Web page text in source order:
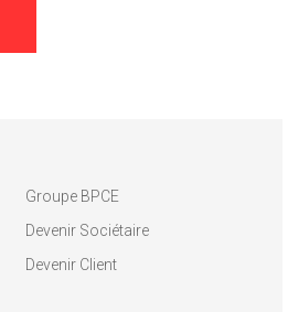
Groupe BPCE
Devenir Sociétaire
Devenir Client